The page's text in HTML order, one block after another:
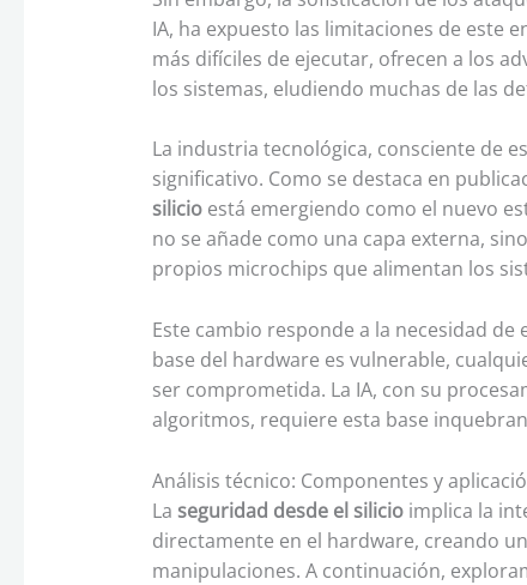
IA, ha expuesto las limitaciones de este
más difíciles de ejecutar, ofrecen a los
los sistemas, eludiendo muchas de las
La industria tecnológica, consciente de
significativo. Como se destaca en
silicioestá emergiendo como el nuevo
no se añade como una capa externa,
propios microchips que alimentan los
Este cambio responde a la necesidad
base del hardware es vulnerable,
ser comprometida. La IA, con su
algoritmos, requiere esta base
Análisis técnico: Componentes y
La seguridad desde el silicioimplica la
directamente en el hardware, creando
manipulaciones. A continuación,